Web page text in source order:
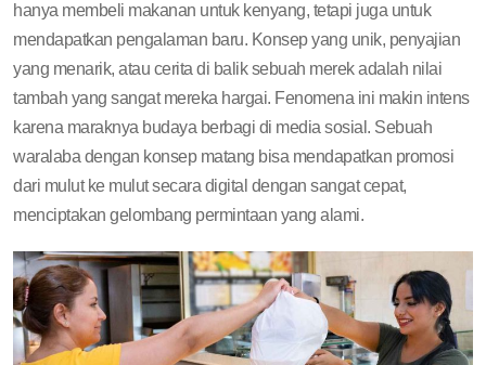
hanya membeli makanan untuk kenyang, tetapi juga untuk
mendapatkan pengalaman baru. Konsep yang unik, penyajian
yang menarik, atau cerita di balik sebuah merek adalah nilai
tambah yang sangat mereka hargai. Fenomena ini makin intens
karena maraknya budaya berbagi di media sosial. Sebuah
waralaba dengan konsep matang bisa mendapatkan promosi
dari mulut ke mulut secara digital dengan sangat cepat,
menciptakan gelombang permintaan yang alami.